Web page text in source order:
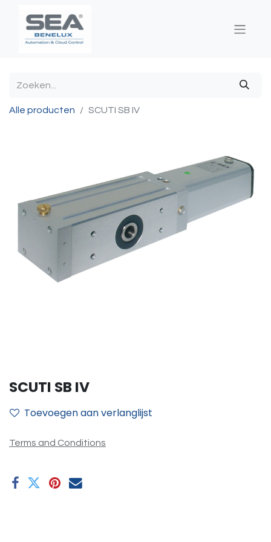
Alle producten SCUTI SB IV
SCUTI SB IV
Toevoegen aan verlanglijst
Terms and Conditions